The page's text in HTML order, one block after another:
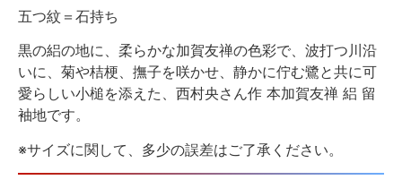
五つ紋＝石持ち
黒の絽の地に、柔らかな加賀友禅の色彩で、波打つ川沿
いに、菊や桔梗、撫子を咲かせ、静かに佇む鷺と共に可
愛らしい小槌を添えた、西村央さん作 本加賀友禅 絽 留
袖地です。
※サイズに関して、多少の誤差はご了承ください。